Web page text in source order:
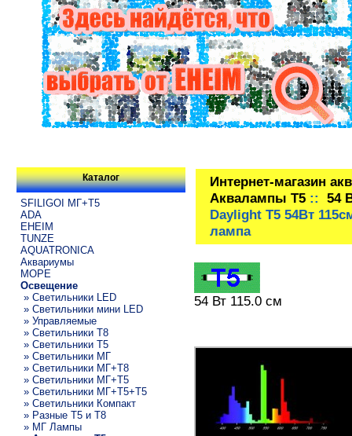
Каталог
SFILIGOI МГ+Т5
ADA
EHEIM
TUNZE
AQUATRONICA
Аквариумы
МОРЕ
Освещение
» Светильники LED
» Светильники мини LED
» Управляемые
» Светильники T8
» Светильники T5
» Светильники МГ
» Светильники МГ+T8
» Светильники МГ+T5
» Светильники МГ+T5+T5
» Светильники Компакт
» Разные T5 и T8
» МГ Лампы
Интернет-магазин
Аквалампы T5:: 54
Daylight T5 54Вт
лампа
54 Вт 115.0 см